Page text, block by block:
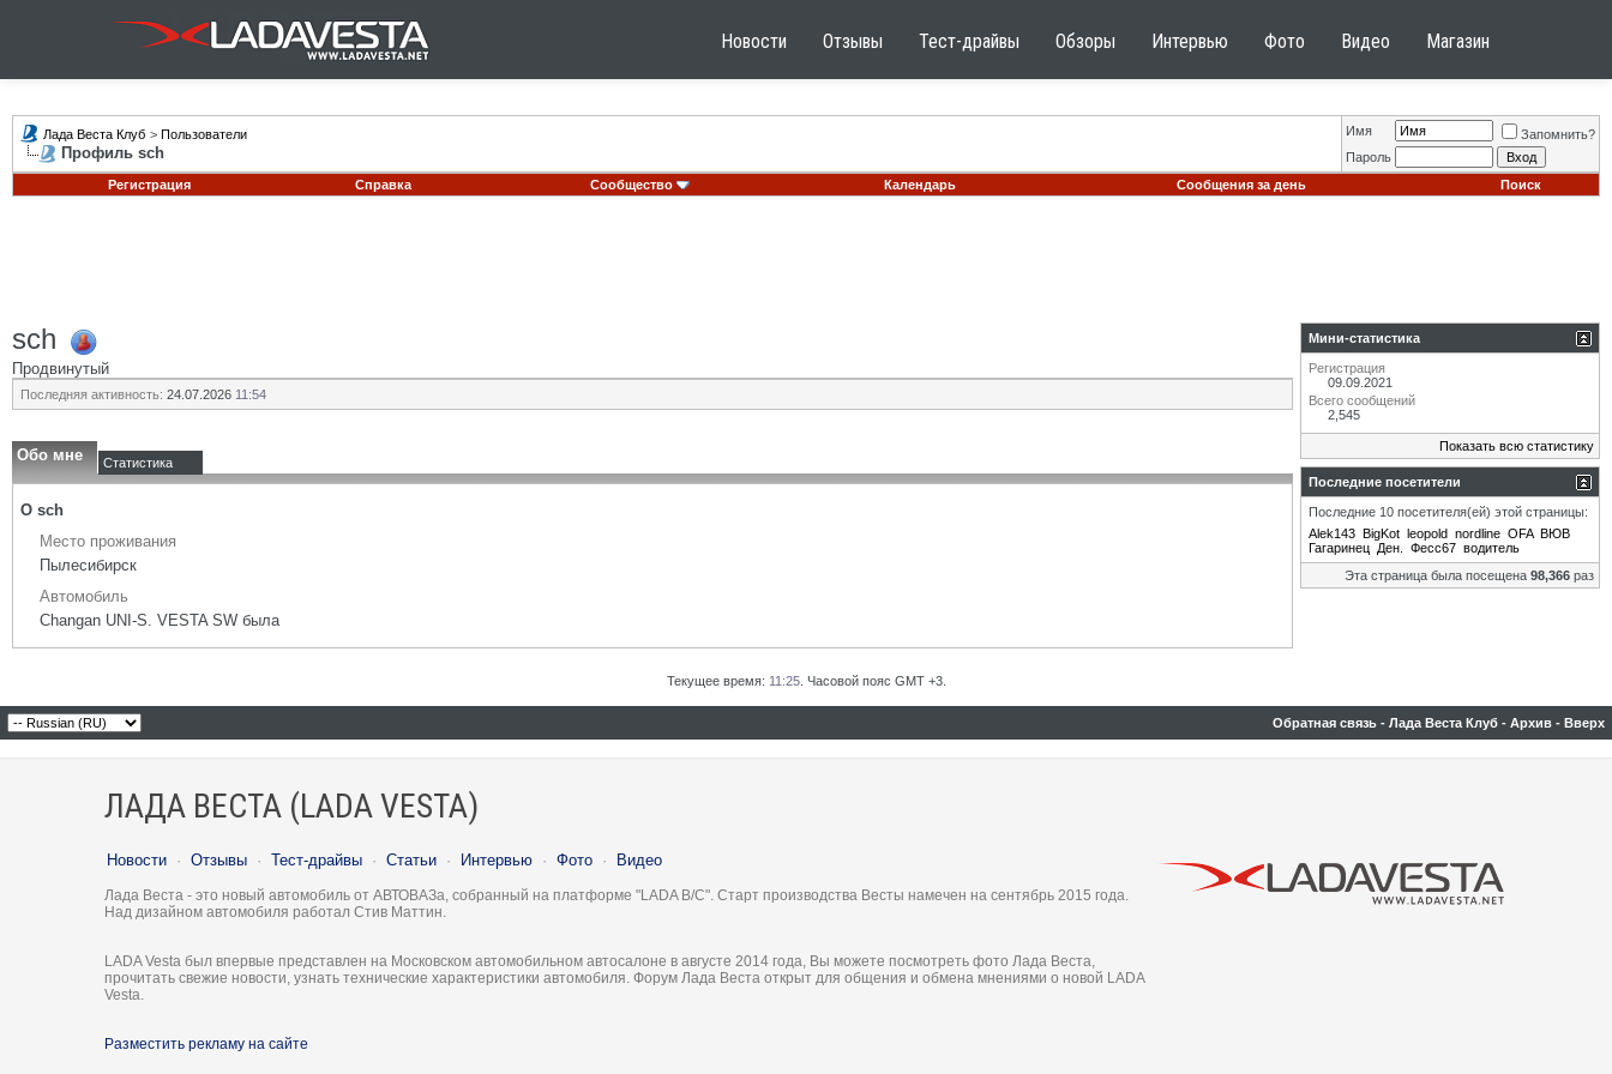
Новости Отзывы Тест-драйвы Обзоры Интервью Фото Видео Магазин
Лада Веста Клуб > Пользователи
Профиль sch
Имя
Запомнить?
Пароль
Регистрация
Справка Сообщество Календарь Сообщения за день Поиск
sch
Продвинутый
Последняя активность: 24.07.2026 11:54
Обо мне Статистика
О sch
Место проживания
Пылесибирск
Автомобиль
Changan UNI-S. VESTA SW была
Мини-статистика
Регистрация
09.09.2021
Всего сообщений
2,545
Показать всю статистику
Последние посетители
Последние 10 посетителя(ей) этой страницы:
Alek143 BigKot leopold nordline OFA ВЮВ
Гагаринец Ден. Фесс67 водитель
Эта страница была посещена 98,366 раз
Текущее время: 11:25. Часовой пояс GMT +3.
Обратная связь - Лада Веста Клуб - Архив - Вверх
ЛАДА ВЕСТА (LADA VESTA)
Новости · Отзывы · Тест-драйвы · Статьи · Интервью · Фото · Видео
Лада Веста - это новый автомобиль от АВТОВАЗа, собранный на платформе "LADA B/C". Старт производства Весты намечен на сентябрь 2015 года.
Над дизайном автомобиля работал Стив Маттин.
LADA Vesta был впервые представлен на Московском автомобильном автосалоне в августе 2014 года, Вы можете посмотреть фото Лада Веста,
прочитать свежие новости, узнать технические характеристики автомобиля. Форум Лада Веста открыт для общения и обмена мнениями о новой LADA
Vesta.
Разместить рекламу на сайте